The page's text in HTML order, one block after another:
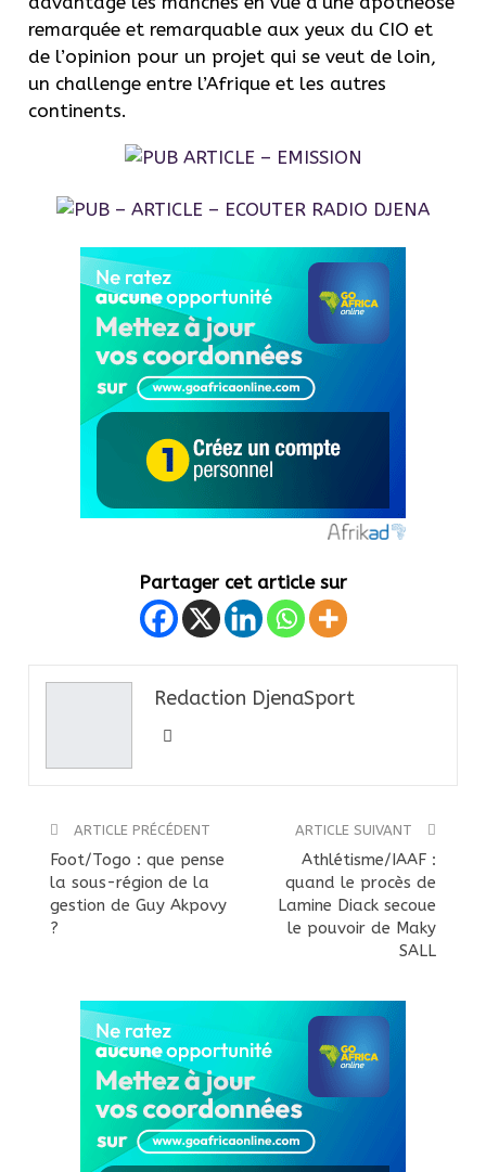
remarquée et remarquable aux yeux du CIO et
de l’opinion pour un projet qui se veut de loin,
un challenge entre l’Afrique et les autres
continents.
Partager cet article sur
Redaction DjenaSport
ARTICLE PRÉCÉDENT
Foot/Togo : que pense
la sous-région de la
gestion de Guy Akpovy
?
ARTICLE SUIVANT
Athlétisme/IAAF :
quand le procès de
Lamine Diack secoue
le pouvoir de Maky
SALL